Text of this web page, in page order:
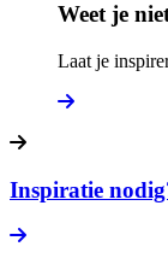
Weet je
Laat je
Inspiratie